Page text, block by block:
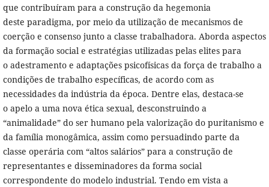
que contribuíram para a construção da hegemonia
deste paradigma, por meio da utilização de mecanismos de
coerção e consenso junto a classe trabalhadora. Aborda aspectos
da formação social e estratégias utilizadas pelas elites para
o adestramento e adaptações psicofísicas da força de trabalho a
condições de trabalho específicas, de acordo com as
necessidades da indústria da época. Dentre elas, destaca-se
o apelo a uma nova ética sexual, desconstruindo a
“animalidade” do ser humano pela valorização do puritanismo e
da família monogâmica, assim como persuadindo parte da
classe operária com “altos salários” para a construção de
representantes e disseminadores da forma social
correspondente do modelo industrial. Tendo em vista a